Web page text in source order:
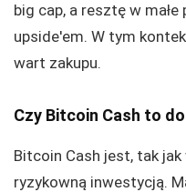
big cap, a resztę w
upside'em. W tym
wart zakupu.
Czy Bitcoin Cash to
Bitcoin Cash jest, tak
ryzykowną inwestycją.